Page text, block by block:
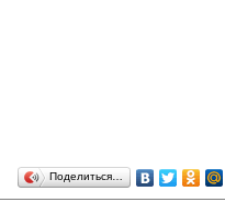
Поделиться…